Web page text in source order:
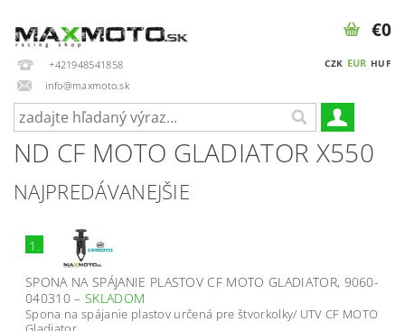
+421948541858
info@maxmoto.sk
CZK EUR HUF
€0
ND CF MOTO GLADIATOR X550
NAJPREDÁVANEJŠIE
1.
SPONA NA SPÁJANIE PLASTOV CF MOTO GLADIATOR, 9060-
040310–SKLADOM
Spona na spájanie plastov určená pre štvorkolky/ UTV CF MOTO